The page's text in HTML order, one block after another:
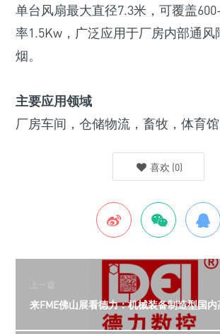
单台风扇最大直径7.3米，可覆盖
率1.5Kw，广泛应用于厂房内部通风
烟。
主要应用领域
厂房车间，仓储物流，畜牧，体育馆
喜欢 (0)
上一篇
来FME佛山展看德力：机械装备制造型国